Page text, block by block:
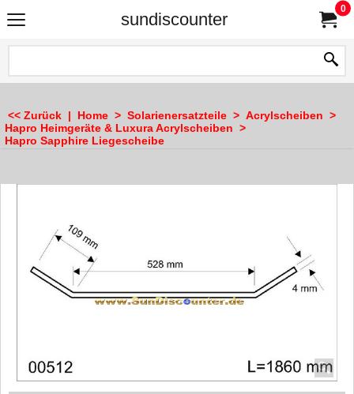
sundiscounter
0
<< Zurück | Home > Solarienersatzteile > Acrylscheiben >
Hapro Heimgeräte & Luxura Acrylscheiben >
Hapro Sapphire Liegescheibe